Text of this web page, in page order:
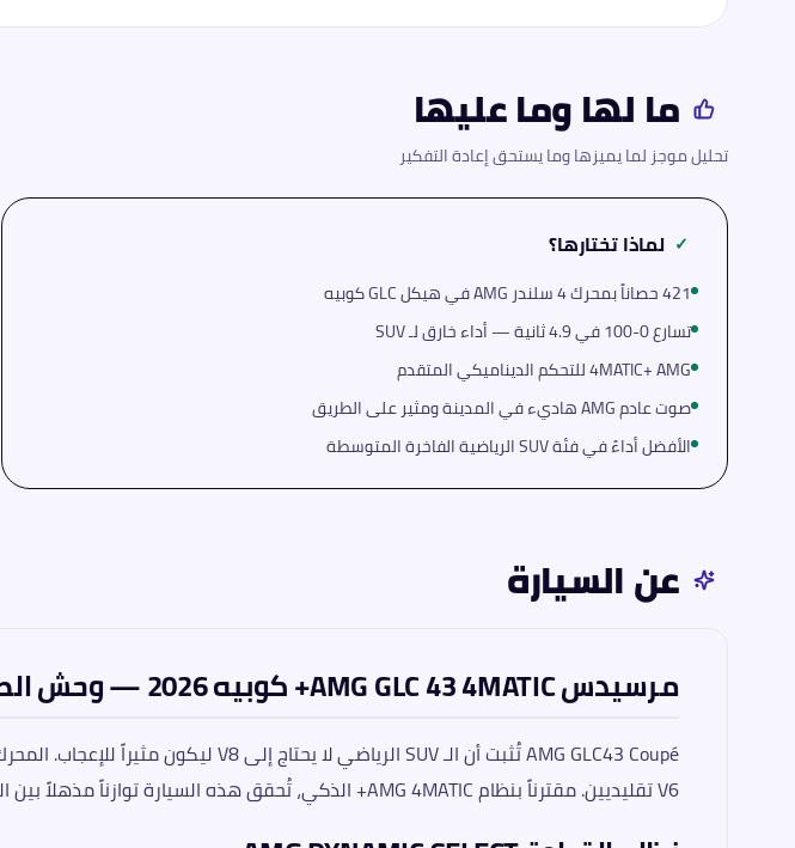
ما لها وما عليها
تحليل موجز لما يميزها وما يستحق إعادة التفكير
✓ لماذا تختارها؟
421 حصاناً بمحرك 4 سلندر AMG في هيكل GLC كوبيه
تسارع 0-100 في 4.9 ثانية — أداء خارق لـ SUV
4MATIC+ AMG للتحكم الديناميكي المتقدم
صوت عادم AMG هاديء في المدينة ومثير على الطريق
الأفضل أداءً في فئة SUV الرياضية الفاخرة المتوسطة
عن السيارة
مرسيدس AMG GLC 43 4MATIC+ كوبيه 2026 — وحش الطريق بقشرة الأناقة
V6 تقليديين. مقترناً بنظام AMG 4MATIC+ الذكي، تُحقق هذه السيارة توازناً مذهلاً بين الشرسة في المضمار والأناقة في المدينة.